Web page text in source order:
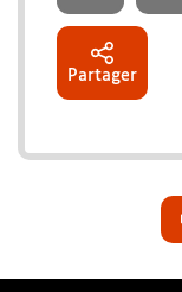
Partager